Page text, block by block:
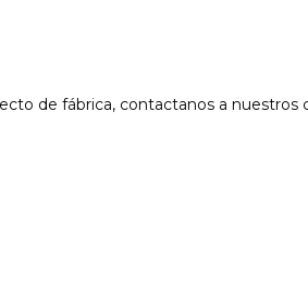
de fábrica, contactanos a nuestros